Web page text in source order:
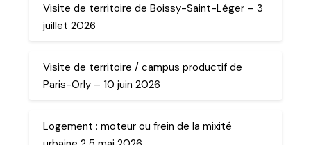
Visite de territoire de Boissy-Saint-Léger – 3
juillet 2026
Visite de territoire / campus productif de
Paris-Orly – 10 juin 2026
Logement : moteur ou frein de la mixité